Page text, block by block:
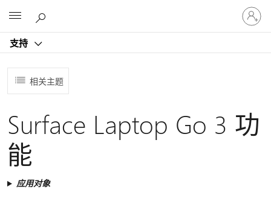
支持
请
登
录
相关主题
Surface Laptop Go 3 功
能
应用对象